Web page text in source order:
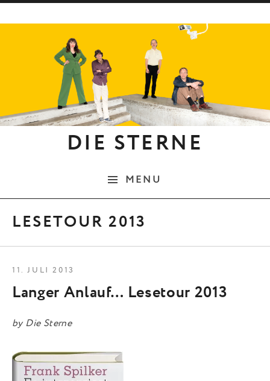
DIE STERNE
MENU
LESETOUR 2013
Langer Anlauf… Lesetour 2013
by Die Sterne
11. JULI 2013